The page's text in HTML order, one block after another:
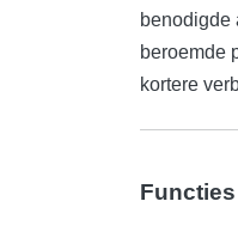
benodigde
beroemde
kortere